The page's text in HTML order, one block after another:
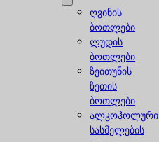
ღვინის
ბოთლები
ლუდის
ბოთლები
ზეითუნის
ზეთის
ბოთლები
ალკოჰოლური
სასმელების